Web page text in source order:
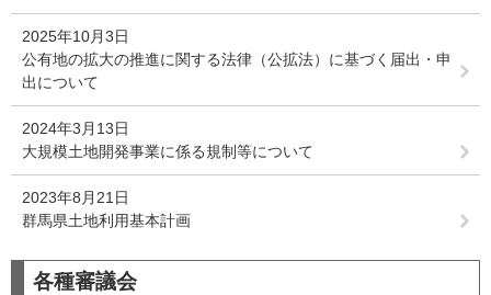
2025年10月3日
公有地の拡大の推進に関する法律（公拡法）に基づく届出・申
出について
2024年3月13日
大規模土地開発事業に係る規制等について
2023年8月21日
群馬県土地利用基本計画
各種審議会